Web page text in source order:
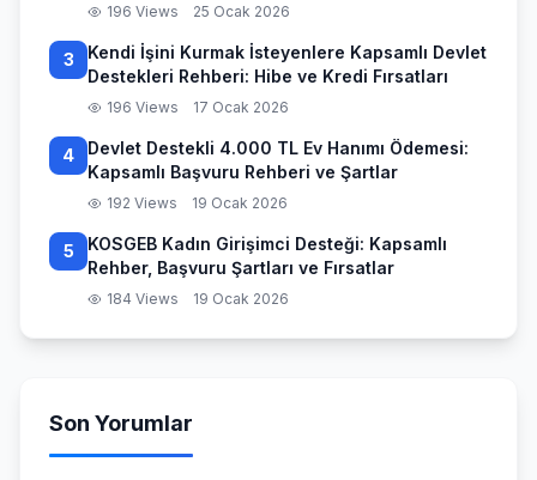
196 Views 25 Ocak 2026
3
Kendi İşini Kurmak İsteyenlere Kapsamlı Devlet
Destekleri Rehberi: Hibe ve Kredi Fırsatları
196 Views 17 Ocak 2026
4
Devlet Destekli 4.000 TL Ev Hanımı Ödemesi:
Kapsamlı Başvuru Rehberi ve Şartlar
192 Views 19 Ocak 2026
5
KOSGEB Kadın Girişimci Desteği: Kapsamlı
Rehber, Başvuru Şartları ve Fırsatlar
184 Views 19 Ocak 2026
Son Yorumlar